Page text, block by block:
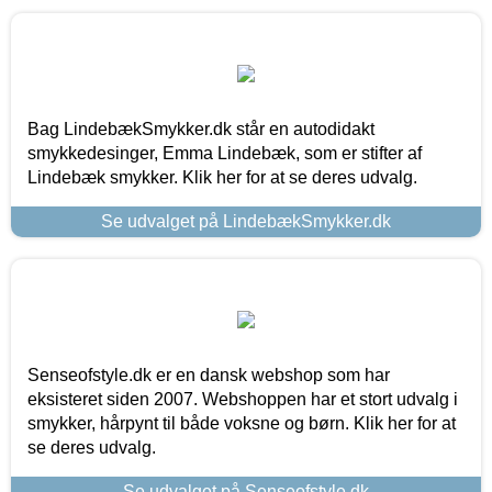
Bag LindebækSmykker.dk står en autodidakt
smykkedesinger, Emma Lindebæk, som er stifter af
Lindebæk smykker. Klik her for at se deres udvalg.
Se udvalget på LindebækSmykker.dk
Senseofstyle.dk er en dansk webshop som har
eksisteret siden 2007. Webshoppen har et stort udvalg i
smykker, hårpynt til både voksne og børn. Klik her for at
se deres udvalg.